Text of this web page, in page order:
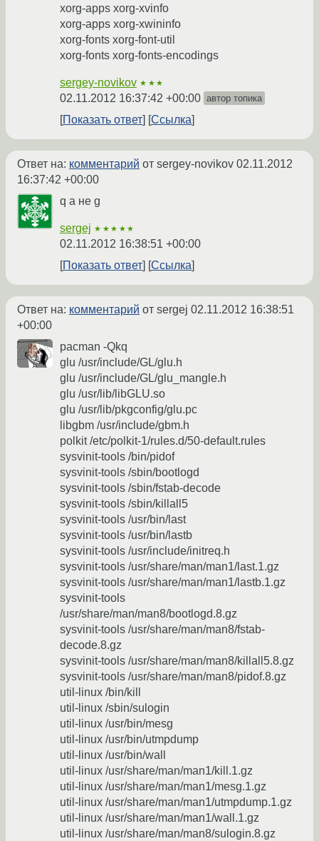
xorg-apps xorg-xvinfo
xorg-apps xorg-xwininfo
xorg-fonts xorg-font-util
xorg-fonts xorg-fonts-encodings
sergey-novikov ★★★
02.11.2012 16:37:42 +00:00 автор топика
Показать ответ Ссылка
Ответ на: комментарий от sergey-novikov 02.11.2012
16:37:42 +00:00
q а не g
sergej ★★★★★
02.11.2012 16:38:51 +00:00
Показать ответ
Ссылка
Ответ на: комментарий от sergej 02.11.2012 16:38:51
+00:00
pacman -Qkq
glu /usr/include/GL/glu.h
glu /usr/include/GL/glu_mangle.h
glu /usr/lib/libGLU.so
glu /usr/lib/pkgconfig/glu.pc
libgbm /usr/include/gbm.h
polkit /etc/polkit-1/rules.d/50-default.rules
sysvinit-tools /bin/pidof
sysvinit-tools /sbin/bootlogd
sysvinit-tools /sbin/fstab-decode
sysvinit-tools /sbin/killall5
sysvinit-tools /usr/bin/last
sysvinit-tools /usr/bin/lastb
sysvinit-tools /usr/include/initreq.h
sysvinit-tools /usr/share/man/man1/last.1.gz
sysvinit-tools /usr/share/man/man1/lastb.1.gz
sysvinit-tools
/usr/share/man/man8/bootlogd.8.gz
sysvinit-tools /usr/share/man/man8/fstab-
decode.8.gz
sysvinit-tools /usr/share/man/man8/killall5.8.gz
sysvinit-tools /usr/share/man/man8/pidof.8.gz
util-linux /bin/kill
util-linux /sbin/sulogin
util-linux /usr/bin/mesg
util-linux /usr/bin/utmpdump
util-linux /usr/bin/wall
util-linux /usr/share/man/man1/kill.1.gz
util-linux /usr/share/man/man1/mesg.1.gz
util-linux /usr/share/man/man1/utmpdump.1.gz
util-linux /usr/share/man/man1/wall.1.gz
util-linux /usr/share/man/man8/sulogin.8.gz